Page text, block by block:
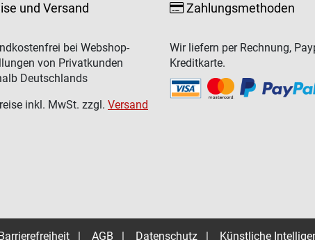
und Versand
bei Webshop-
von Privatkunden
Deutschlands
inkl. MwSt. zzgl. Versand
Zahlungsmethoden
Wir liefern per Rechnung,
Kreditkarte.
| AGB | Datenschutz | Künstliche